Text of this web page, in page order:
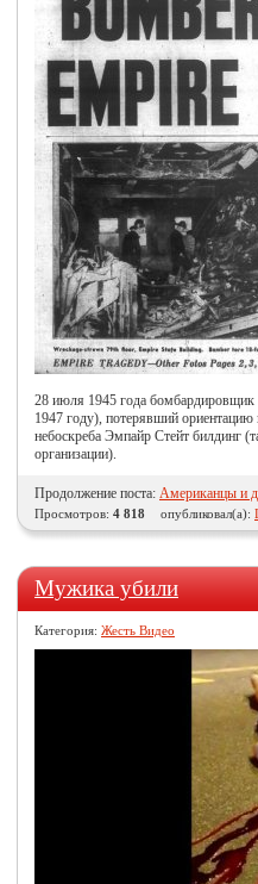
28 июля 1945 года
1947 году), потерявший
небоскреба Эмпайр Стейт билдинг
организации).
Продолжение поста: Американцы и
Просмотров: 4 818 опубликовал(а):
Мужика убили
Категория: Жесть Видео